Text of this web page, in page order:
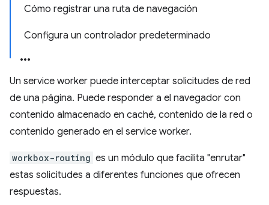
Cómo registrar una ruta de navegación
Configura un controlador predeterminado
Un service worker puede interceptar solicitudes de red
de una página. Puede responder a el navegador con
contenido almacenado en caché, contenido de la red o
contenido generado en el service worker.
workbox-routing es un módulo que facilita "enrutar"
estas solicitudes a diferentes funciones que ofrecen
respuestas.